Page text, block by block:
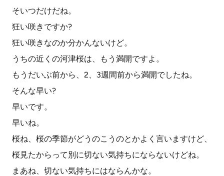
そいつだけだね。
狂い咲きですか?
狂い咲きなのか分かんないけど。
うちの近くの河津桜は、もう満開ですよ。
もうだいぶ前から、2、3週間前から満開でしたね。
そんな早い?
早いです。
早いね。
桜ね、桜の季節がどうのこうのとかよく言いますけど、
桜見たからって別に切ない気持ちにならないけどね。
まあね、切ない気持ちにはならんかな。